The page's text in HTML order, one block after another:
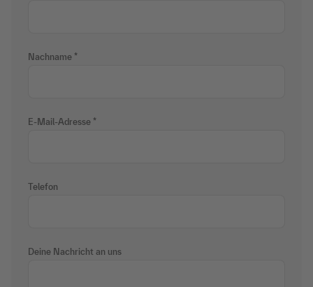
Nachname
E-Mail-Adresse
Telefon
Deine Nachricht an uns